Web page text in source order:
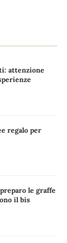
attenzione
regalo per
le graffe
il bis